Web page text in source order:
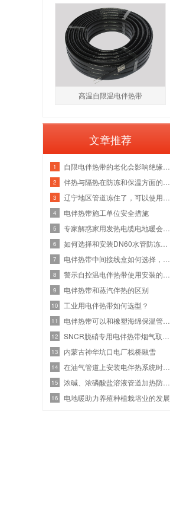
高温自限温电伴热带
文章推荐
1
2
3
4 电伴热带施工单位安全措施
5
6
7
8
9 电伴热带和蒸汽伴热的区别
10 工业用电伴热带如何选型？
11
12
13 内蒙古神华坑口电厂栈桥融雪
14
15
16 电地暖助力养殖种植栽培业的发展